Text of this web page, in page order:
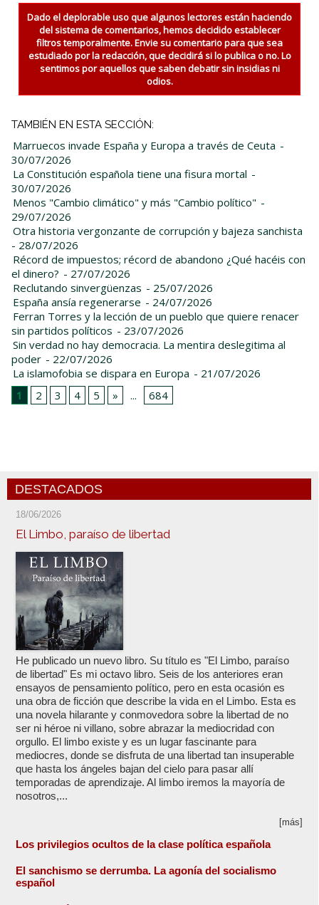
Dado el deplorable uso que algunos lectores están haciendo
del sistema de comentarios, hemos decidido establecer
filtros temporalmente. Envie su comentario para que sea
estudiado por la redacción, que decidirá si lo publica o no. Lo
sentimos por aquellos que saben debatir sin insidias ni
odios.
TAMBIÉN EN ESTA SECCIÓN:
Marruecos invade España y Europa a través de Ceuta -
30/07/2026
La Constitución española tiene una fisura mortal -
30/07/2026
Menos "Cambio climático" y más "Cambio político" -
29/07/2026
Otra historia vergonzante de corrupción y bajeza sanchista
- 28/07/2026
Récord de impuestos; récord de abandono ¿Qué hacéis con
el dinero? - 27/07/2026
Reclutando sinvergüenzas - 25/07/2026
España ansía regenerarse - 24/07/2026
Ferran Torres y la lección de un pueblo que quiere renacer
sin partidos políticos - 23/07/2026
Sin verdad no hay democracia. La mentira deslegitima al
poder - 22/07/2026
La islamofobia se dispara en Europa - 21/07/2026
1
2 3 4 5 » ... 684
DESTACADOS
18/06/2026
El Limbo, paraíso de libertad
He publicado un nuevo libro. Su título es "El Limbo, paraíso
de libertad" Es mi octavo libro. Seis de los anteriores eran
ensayos de pensamiento político, pero en esta ocasión es
una obra de ficción que describe la vida en el Limbo. Esta es
una novela hilarante y conmovedora sobre la libertad de no
ser ni héroe ni villano, sobre abrazar la mediocridad con
orgullo. El limbo existe y es un lugar fascinante para
mediocres, donde se disfruta de una libertad tan insuperable
que hasta los ángeles bajan del cielo para pasar allí
temporadas de aprendizaje. Al limbo iremos la mayoría de
nosotros,...
[más]
Los privilegios ocultos de la clase política española
El sanchismo se derrumba. La agonía del socialismo
español